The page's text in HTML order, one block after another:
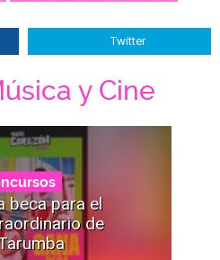
Twitter
y Cine
beca para el
de